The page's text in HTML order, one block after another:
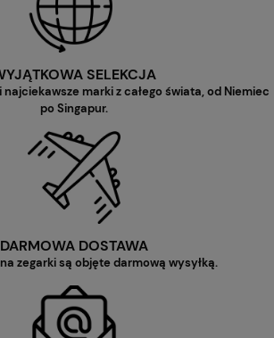
SELEKCJA
marki z całego świata, od Niemiec
po Singapur.
DARMOWA DOSTAWA
zegarki są objęte darmową wysyłką.